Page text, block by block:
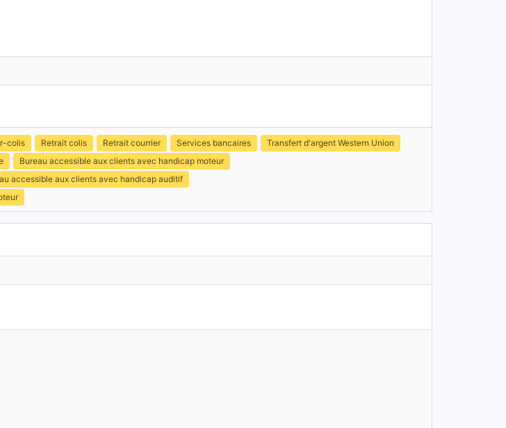
colis Retrait colis Retrait courrier Services bancaires
Transfert d'argent Western Union
Bureau accessible aux clients avec handicap moteur
accessible aux clients avec handicap auditif